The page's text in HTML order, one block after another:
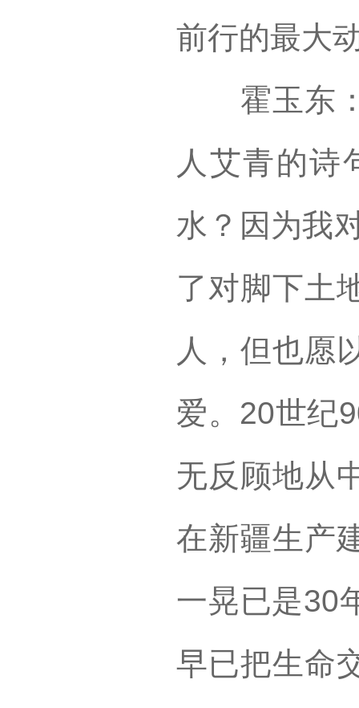
前行的最大
霍玉东：
人艾青的诗
水？因为我
了对脚下土
人，但也愿
爱。20世纪
无反顾地从
在新疆生产
一晃已是30
早已把生命